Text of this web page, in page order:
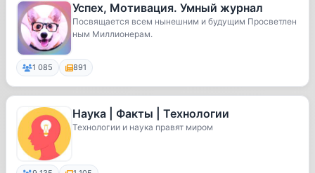
Успех, Мотивация. Умный журнал
Посвящается всем нынешним и будущим Просветлен
ным Миллионерам.
1 085 891
Наука | Факты | Технологии
Технологии и наука правят миром